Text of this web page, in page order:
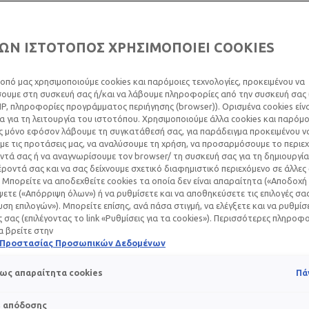
&
2024
ΞΕΦΛΟΎΔΙΣΜΑ, ΑΚΌΜΗ ΚΑΙ
χειρότερη από το πρόβλημα. Για να προστατατεύσεις
παρακάτω πληροφορίες για τις κορυφαίες αγωγές
καθώς και μερικές συμβουλές για τη μείωση των
ΙΣΤΟΤΟΠΟΣ ΧΡΗΣΙΜΟΠΟΙΕΙ COOKIES
μας χρησιμοποιούμε cookies και παρόμοιες τεχνολογίες, προκειμένου να
στη συσκευή σας ή/και να λάβουμε πληροφορίες από την συσκευή σας
πληροφορίες προγράμματος περιήγησης (browser)). Ορισμένα cookies
για τη λειτουργία του ιστοτόπου. Χρησιμοποιούμε άλλα cookies και
μόνο εφόσον λάβουμε τη συγκατάθεσή σας, για παράδειγμα προκειμένου
τις προτάσεις μας, να αναλύσουμε τη χρήση, να προσαρμόσουμε το
σας ή να αναγνωρίσουμε τον browser/ τη συσκευή σας για τη
σας και να σας δείχνουμε σχετικό διαφημιστικό περιεχόμενο σε άλλες
Μπορείτε να αποδεχθείτε cookies τα οποία δεν είναι απαραίτητα
(«Απόρριψη όλων») ή να ρυθμίσετε και να αποθηκεύσετε τις επιλογές
επιλογών»). Μπορείτε επίσης, ανά πάσα στιγμή, να ελέγξετε και να
σας (επιλέγοντας το link «Ρυθμίσεις για τα cookies»). Περισσότερες
βρείτε στην
Προστασίας Προσωπικών Δεδομένων
απαραίτητα cookies
απόδοσης